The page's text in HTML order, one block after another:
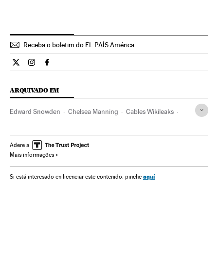
Receba o boletim do EL PAÍS América
Internacional El País Brasil en Twitter
Internacional El País Brasil en Instagram
Internacional El País Brasil en Facebook
ARQUIVADO EM
Edward Snowden Chelsea Manning Cables Wikileaks
Filtração documentos Reino Unido
Meios comunicação
Justiça
Adere a
Mais informações
Si está interesado en licenciar este contenido, pinche aquí